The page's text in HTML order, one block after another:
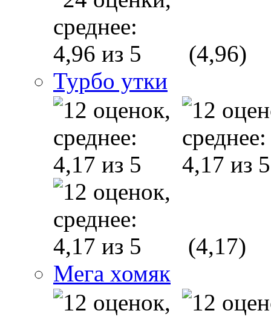
(4,96)
Турбо утки
(4,17)
Мега хомяк